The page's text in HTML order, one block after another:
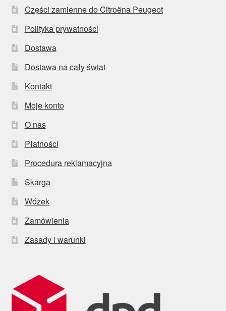
Części zamienne do Citroëna Peugeot
Polityka prywatności
Dostawa
Dostawa na cały świat
Kontakt
Moje konto
O nas
Płatności
Procedura reklamacyjna
Skarga
Wózek
Zamówienia
Zasady i warunki